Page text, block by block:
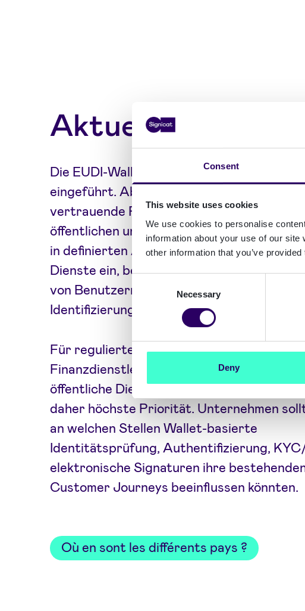
Consent
This website uses cookies
We use cookies to personalise
information about your use of our
other information that you’ve
Selection
Necessary
Deny
Aktueller Ausblick
Die EUDI-Wallets werden ab Ende 2026
eingeführt. Ab Ende 2027 gelten für
vertrauende Parteien (Relying Parties) im
öffentlichen und privaten Sektor
in definierten Anwendungsfällen. Dies
Dienste ein, bei denen eine starke
von Benutzern oder eine gesetzlich
Identifizierung von Benutzern
Für regulierte Branchen wie Banken,
Finanzdienstleistungen, Zahlungsverkehr
öffentliche Dienste hat die Compliance-
daher höchste Priorität. Unternehmen
an welchen Stellen Wallet-basierte
Identitätsprüfung, Authentifizierung,
elektronische Signaturen ihre
Customer Journeys beeinflussen könnten.
Où en sont les différents pays ?